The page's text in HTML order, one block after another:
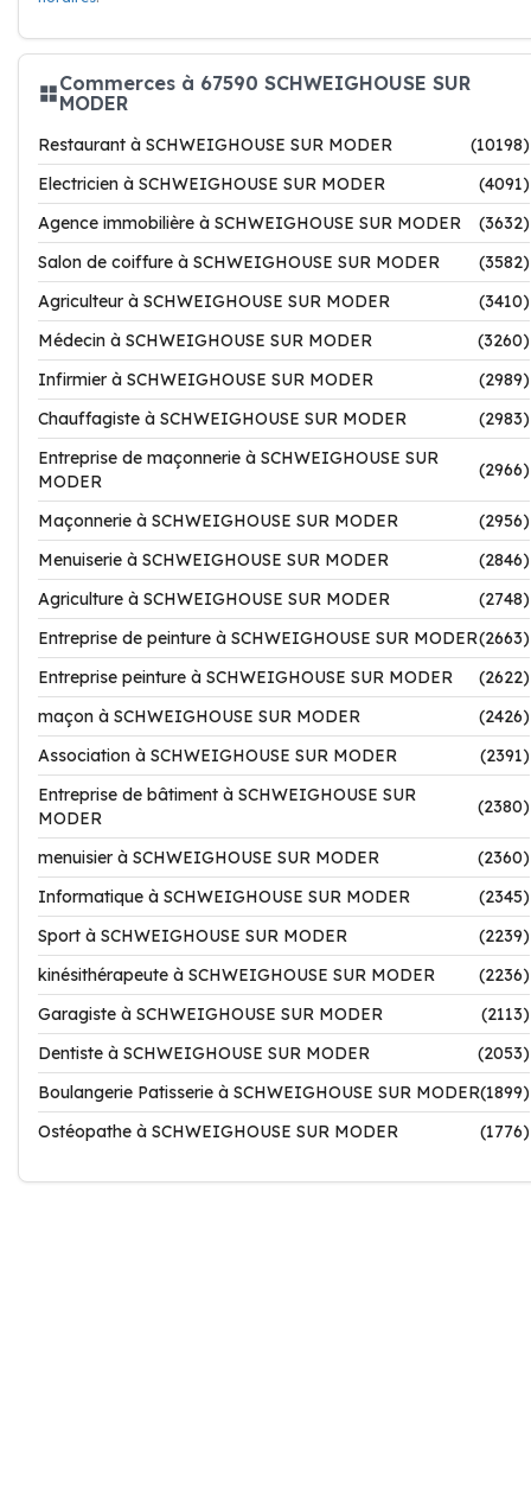
Commerces à 67590 SCHWEIGHOUSE SUR
MODER
Restaurant à SCHWEIGHOUSE SUR MODER
(10198)
Electricien à SCHWEIGHOUSE SUR MODER
(4091)
Agence immobilière à SCHWEIGHOUSE SUR MODER
(3632)
Salon de coiffure à SCHWEIGHOUSE SUR MODER
(3582)
Agriculteur à SCHWEIGHOUSE SUR MODER
(3410)
Médecin à SCHWEIGHOUSE SUR MODER
(3260)
Infirmier à SCHWEIGHOUSE SUR MODER
(2989)
Chauffagiste à SCHWEIGHOUSE SUR MODER
(2983)
Entreprise de maçonnerie à SCHWEIGHOUSE SUR
MODER
(2966)
Maçonnerie à SCHWEIGHOUSE SUR MODER
(2956)
Menuiserie à SCHWEIGHOUSE SUR MODER
(2846)
Agriculture à SCHWEIGHOUSE SUR MODER
(2748)
Entreprise de peinture à SCHWEIGHOUSE SUR MODER(2663)
Entreprise peinture à SCHWEIGHOUSE SUR MODER
(2622)
maçon à SCHWEIGHOUSE SUR MODER
(2426)
Association à SCHWEIGHOUSE SUR MODER
(2391)
Entreprise de bâtiment à SCHWEIGHOUSE SUR
MODER
(2380)
menuisier à SCHWEIGHOUSE SUR MODER
(2360)
Informatique à SCHWEIGHOUSE SUR MODER
(2345)
Sport à SCHWEIGHOUSE SUR MODER
(2239)
kinésithérapeute à SCHWEIGHOUSE SUR MODER
(2236)
Garagiste à SCHWEIGHOUSE SUR MODER
(2113)
Dentiste à SCHWEIGHOUSE SUR MODER
(2053)
Boulangerie Patisserie à SCHWEIGHOUSE SUR MODER(1899)
Ostéopathe à SCHWEIGHOUSE SUR MODER
(1776)